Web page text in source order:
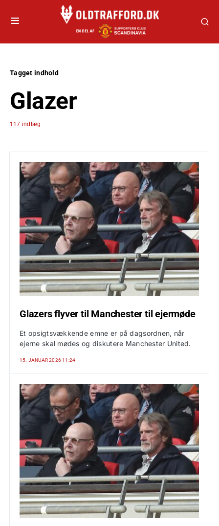
Tagget indhold
Glazer
117 indlæg
Glazers flyver til Manchester til ejermøde
Et opsigtsvækkende emne er på dagsordnen, når
ejerne skal mødes og diskutere Manchester United.
15. JANUAR 2026 11:24